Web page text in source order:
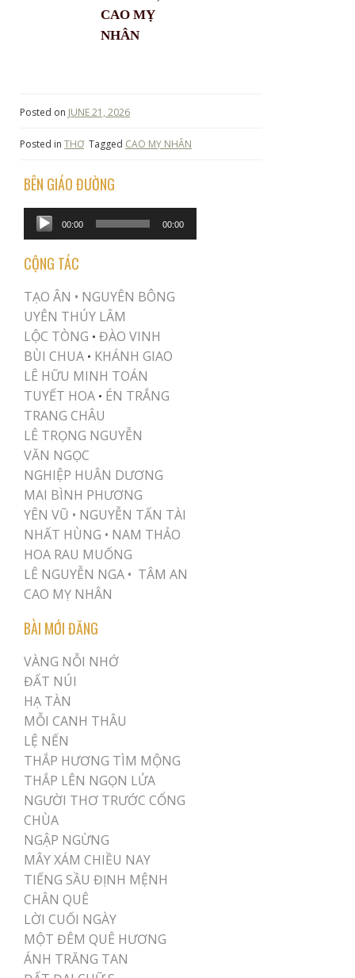
CAO MỴ
NHÂN
Posted on JUNE 21, 2026
Posted in THƠ Tagged CAO MỴ NHÂN
BÊN GIÁO ĐƯỜNG
Audio
Player
00:00 00:00
CỘNG TÁC
TẠO ÂN • NGUYÊN BÔNG
UYÊN THÚY LÂM
LỘC TÒNG • ĐÀO VINH
BÙI CHUA • KHÁNH GIAO
LÊ HỮU MINH TOÁN
TUYẾT HOA • ÉN TRẮNG
TRANG CHÂU
LÊ TRỌNG NGUYỄN
VĂN NGỌC
NGHIỆP HUÂN DƯƠNG
MAI BÌNH PHƯƠNG
YÊN VŨ • NGUYỄN TẤN TÀI
NHẤT HÙNG • NAM THẢO
HOA RAU MUỐNG
LÊ NGUYỄN NGA • TÂM AN
CAO MỴ NHÂN
BÀI MỚI ĐĂNG
VÀNG NỖI NHỚ
ĐẤT NÚI
HẠ TÀN
MỖI CANH THÂU
LỆ NẾN
THẮP HƯƠNG TÌM MỘNG
THẮP LÊN NGỌN LỬA
NGƯỜI THƠ TRƯỚC CỔNG
CHÙA
NGẬP NGỪNG
MÂY XÁM CHIỀU NAY
TIẾNG SẦU ĐỊNH MỆNH
CHÂN QUÊ
LỜI CUỐI NGÀY
MỘT ĐÊM QUÊ HƯƠNG
ÁNH TRĂNG TAN